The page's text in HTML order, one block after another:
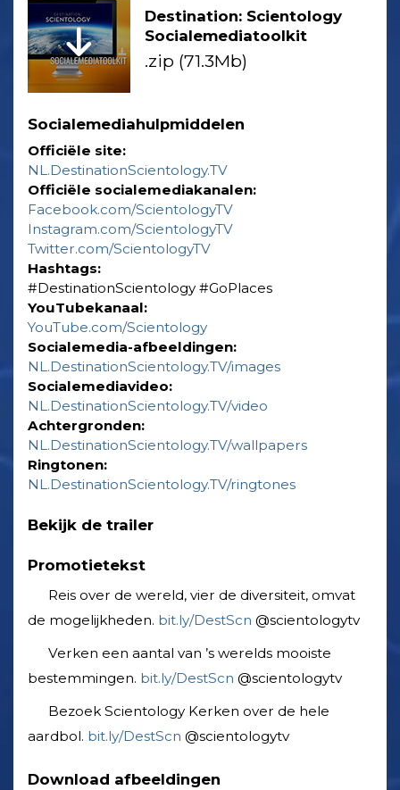
Destination: Scientology
Socialemediatoolkit
.zip (71.3Mb)
Socialemediahulpmiddelen
Officiële site:
NL.DestinationScientology.TV
Officiële socialemediakanalen:
Facebook.com/ScientologyTV
Instagram.com/ScientologyTV
Twitter.com/ScientologyTV
Hashtags:
‎#DestinationScientology ‎#GoPlaces
YouTubekanaal:
YouTube.com/Scientology
Socialemedia-afbeeldingen:
NL.DestinationScientology.TV/images
Socialemediavideo:
NL.DestinationScientology.TV/video
Achtergronden:
NL.DestinationScientology.TV/wallpapers
Ringtonen:
NL.DestinationScientology.TV/ringtones
Bekijk de trailer
Promotietekst
Reis over de wereld, vier de diversiteit, omvat
de mogelijkheden. ‎ bit.ly/DestScn ‎@scientologytv
Verken een aantal van ’s werelds mooiste
bestemmingen. ‎ bit.ly/DestScn ‎@scientologytv
Bezoek Scientology Kerken over de hele
aardbol. ‎ bit.ly/DestScn ‎@scientologytv
Download afbeeldingen